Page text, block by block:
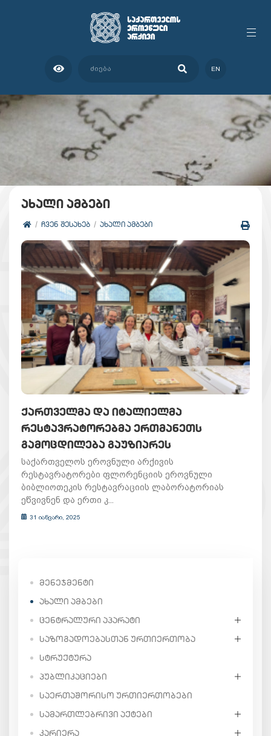
EN
ახალი ამბები
ᲩᲕᲔᲜ ᲨᲔᲡᲐᲮᲔᲑ ᲐᲮᲐᲚᲘ ᲐᲛᲑᲔᲑᲘ
ᲥᲐᲠᲗᲕᲔᲚᲛᲐ ᲓᲐ ᲘᲢᲐᲚᲘᲔᲚᲛᲐ
ᲠᲔᲡᲢᲐᲕᲠᲐᲢᲝᲠᲔᲑᲛᲐ ᲔᲠᲗᲛᲐᲜᲔᲗᲡ
ᲒᲐᲛᲝᲪᲓᲘᲚᲔᲑᲐ ᲒᲐᲣᲖᲘᲐᲠᲔᲡ
საქართველოს ეროვნული არქივის
რესტავრატორები ფლორენციის ეროვნული
ბიბლიოთეკის რესტავრაციის ლაბორატორიას
ეწვივნენ და ერთი კ...
31 იანვარი, 2025
ᲛᲔᲜᲔᲯᲛᲔᲜᲢᲘ
ᲐᲮᲐᲚᲘ ᲐᲛᲑᲔᲑᲘ
ᲪᲔᲜᲢᲠᲐᲚᲣᲠᲘ ᲐᲞᲐᲠᲐᲢᲘ
ᲡᲐᲖᲝᲒᲐᲓᲝᲔᲑᲐᲡᲗᲐᲜ ᲣᲠᲗᲘᲔᲠᲗᲝᲑᲐ
ᲡᲢᲠᲣᲥᲢᲣᲠᲐ
ᲞᲣᲑᲚᲘᲙᲐᲪᲘᲔᲑᲘ
ᲡᲐᲔᲠᲗᲐᲨᲝᲠᲘᲡᲝ ᲣᲠᲗᲘᲔᲠᲗᲝᲑᲔᲑᲘ
ᲡᲐᲛᲐᲠᲗᲚᲔᲑᲠᲘᲕᲘ ᲐᲥᲢᲔᲑᲘ
ᲙᲐᲠᲘᲔᲠᲐ